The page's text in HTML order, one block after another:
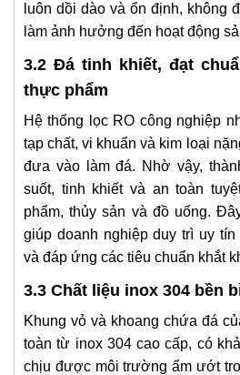
luôn dồi dào và ổn định, không
làm ảnh hưởng đến hoạt động
3.2 Đá tinh khiết, đạt
thực phẩm
Hệ thống lọc RO công nghiệp
tạp chất, vi khuẩn và kim loại
đưa vào làm đá. Nhờ vậy,
suốt, tinh khiết và an toàn
phẩm, thủy sản và đồ uống.
giúp doanh nghiệp duy trì uy
và đáp ứng các tiêu chuẩn khắt
3.3 Chất liệu inox 304 bền
Khung vỏ và khoang chứa đá
toàn từ inox 304 cao cấp, có
chịu được môi trường ẩm ướt